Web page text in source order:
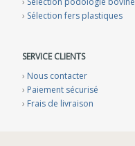
› Sélection fers plastiques
SERVICE CLIENTS
› Nous contacter
› Paiement sécurisé
› Frais de livraison